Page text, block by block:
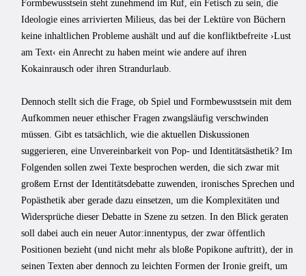
Formbewusstsein steht zunehmend im Ruf, ein Fetisch zu sein, die
Ideologie eines arrivierten Milieus, das bei der Lektüre von Büchern
keine inhaltlichen Probleme aushält und auf die konfliktbefreite ›Lust
am Text‹ ein Anrecht zu haben meint wie andere auf ihren
Kokainrausch oder ihren Strandurlaub.
Dennoch stellt sich die Frage, ob Spiel und Formbewusstsein mit dem
Aufkommen neuer ethischer Fragen zwangsläufig verschwinden
müssen. Gibt es tatsächlich, wie die aktuellen Diskussionen
suggerieren, eine Unvereinbarkeit von Pop- und Identitätsästhetik? Im
Folgenden sollen zwei Texte besprochen werden, die sich zwar mit
großem Ernst der Identitätsdebatte zuwenden, ironisches Sprechen und
Popästhetik aber gerade dazu einsetzen, um die Komplexitäten und
Widersprüche dieser Debatte in Szene zu setzen. In den Blick geraten
soll dabei auch ein neuer Autor:innentypus, der zwar öffentlich
Positionen bezieht (und nicht mehr als bloße Popikone auftritt), der in
seinen Texten aber dennoch zu leichten Formen der Ironie greift, um